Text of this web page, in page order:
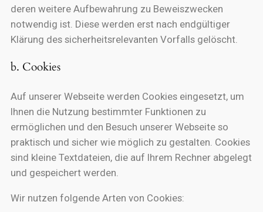
deren weitere Aufbewahrung zu Beweiszwecken
notwendig ist. Diese werden erst nach endgültiger
Klärung des sicherheitsrelevanten Vorfalls gelöscht.
b. Cookies
Auf unserer Webseite werden Cookies eingesetzt, um
Ihnen die Nutzung bestimmter Funktionen zu
ermöglichen und den Besuch unserer Webseite so
praktisch und sicher wie möglich zu gestalten. Cookies
sind kleine Textdateien, die auf Ihrem Rechner abgelegt
und gespeichert werden.
Wir nutzen folgende Arten von Cookies: